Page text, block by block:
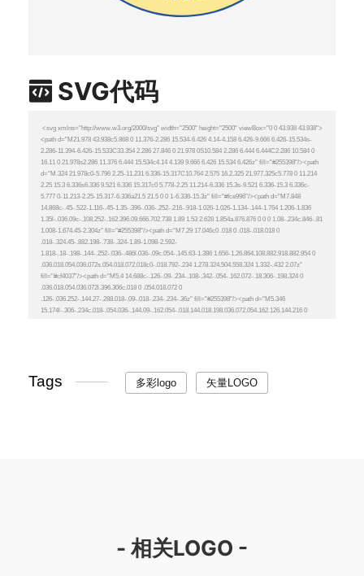
SVG代码
Tags 多彩logo 矢量LOGO
- 相关LOGO -